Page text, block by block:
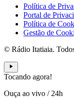
Política de
Portal de
Política de
Gestão de
© Rádio Itatiaia.
Tocando agora!
Ouça ao vivo / 24h